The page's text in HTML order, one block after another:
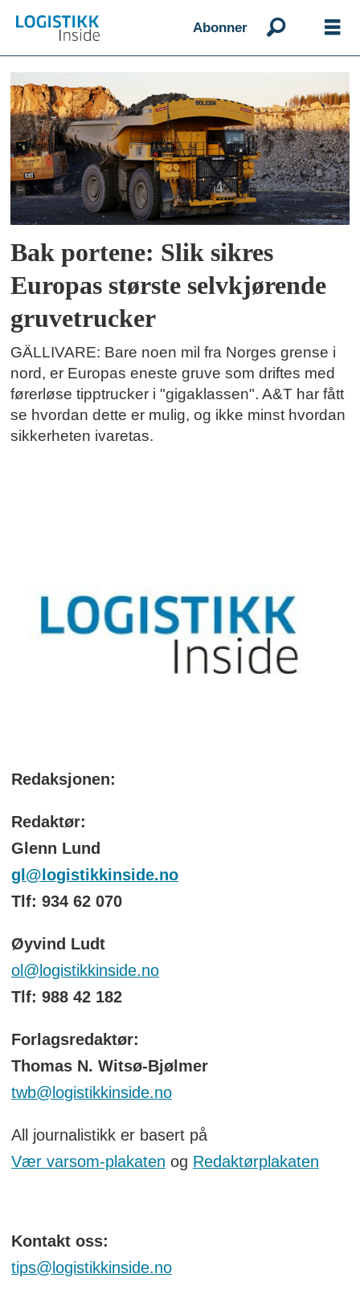
Abonner
Emne:
komatsu
Bak portene: Slik sikres
Europas største selvkjørende
gruvetrucker
GÄLLIVARE: Bare noen mil fra Norges grense i
nord, er Europas eneste gruve som driftes med
førerløse tipptrucker i "gigaklassen". A&T har fått
se hvordan dette er mulig, og ikke minst hvordan
sikkerheten ivaretas.
Redaksjonen:
Redaktør:
Glenn Lund
gl@logistikkinside.no
Tlf: 934 62 070
Øyvind Ludt
ol@logistikkinside.no
Tlf: 988 42 182
Forlagsredaktør:
Thomas N. Witsø-Bjølmer
twb@logistikkinside.no
All journalistikk er basert på
Vær varsom-plakaten og Redaktørplakaten
Kontakt oss:
tips@logistikkinside.no